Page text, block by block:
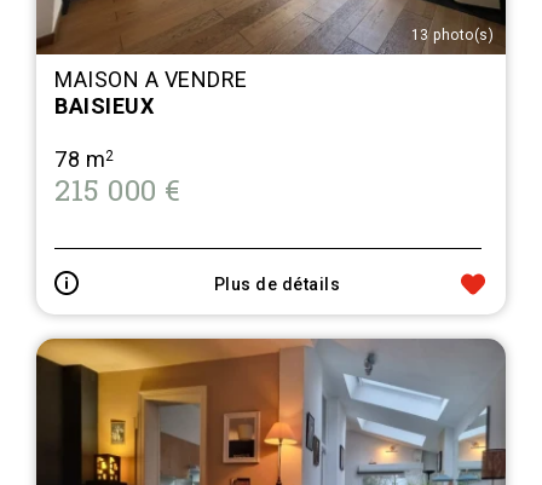
13 photo(s)
MAISON A VENDRE
BAISIEUX
78 m2
215 000 €
Plus de détails